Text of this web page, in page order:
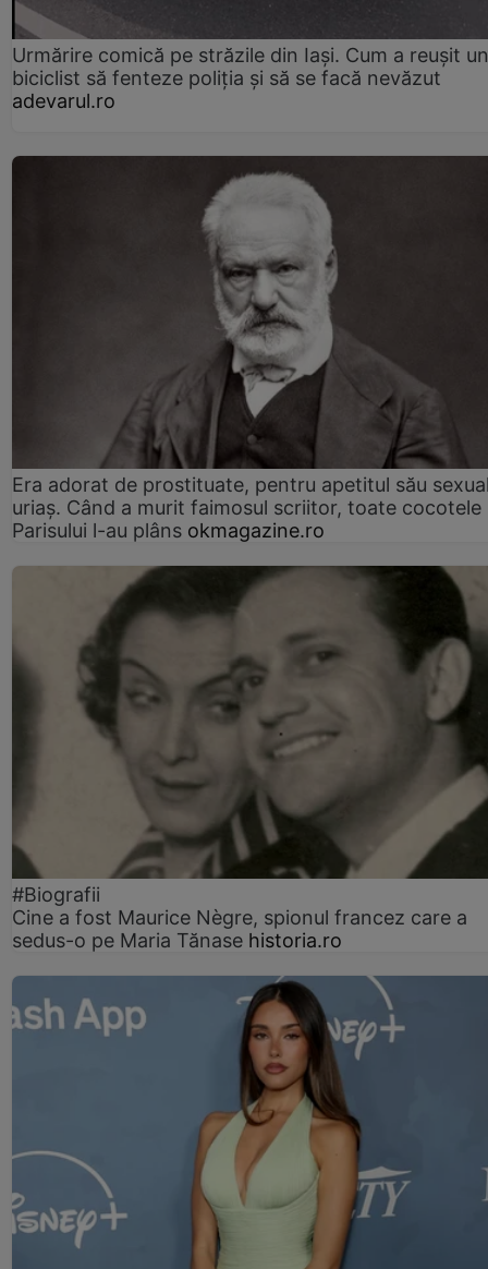
Urmărire comică pe străzile din Iași. Cum a reușit un
biciclist să fenteze poliția și să se facă nevăzut
adevarul.ro
Era adorat de prostituate, pentru apetitul său
uriaș. Când a murit faimosul scriitor, toate cocotele
Parisului l-au plâns okmagazine.ro
#Biografii
Cine a fost Maurice Nègre, spionul francez care a
sedus-o pe Maria Tănase historia.ro